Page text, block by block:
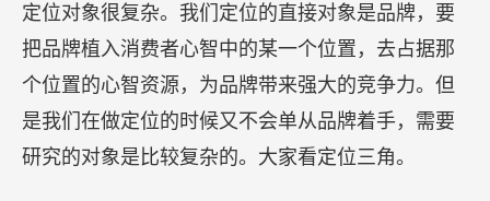
定位对象很复杂。我们定位的直接对象是品牌，要
把品牌植入消费者心智中的某一个位置，去占据那
个位置的心智资源，为品牌带来强大的竞争力。但
是我们在做定位的时候又不会单从品牌着手，需要
研究的对象是比较复杂的。大家看定位三角。